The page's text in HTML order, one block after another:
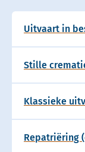
Uitvaart in
Stille
Klassieke
Repatriëring